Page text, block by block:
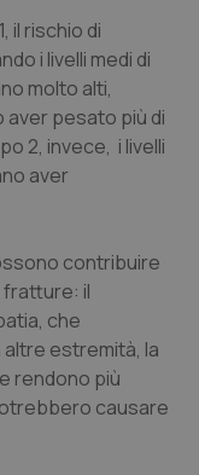
il rischio di
i livelli medi di
molto alti,
aver pesato più di
2, invece, i livelli
aver
contribuire
fratture: il
che
altre estremità, la
rendono più
causare